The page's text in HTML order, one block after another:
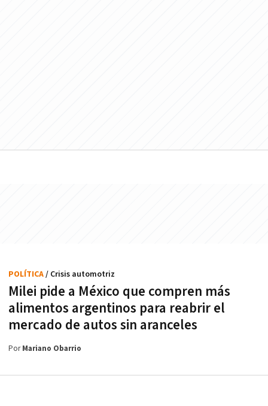
Milei pide a México que compren más
alimentos argentinos para reabrir el
mercado de autos sin aranceles
POLÍTICA/ Crisis automotriz
PorMariano Obarrio